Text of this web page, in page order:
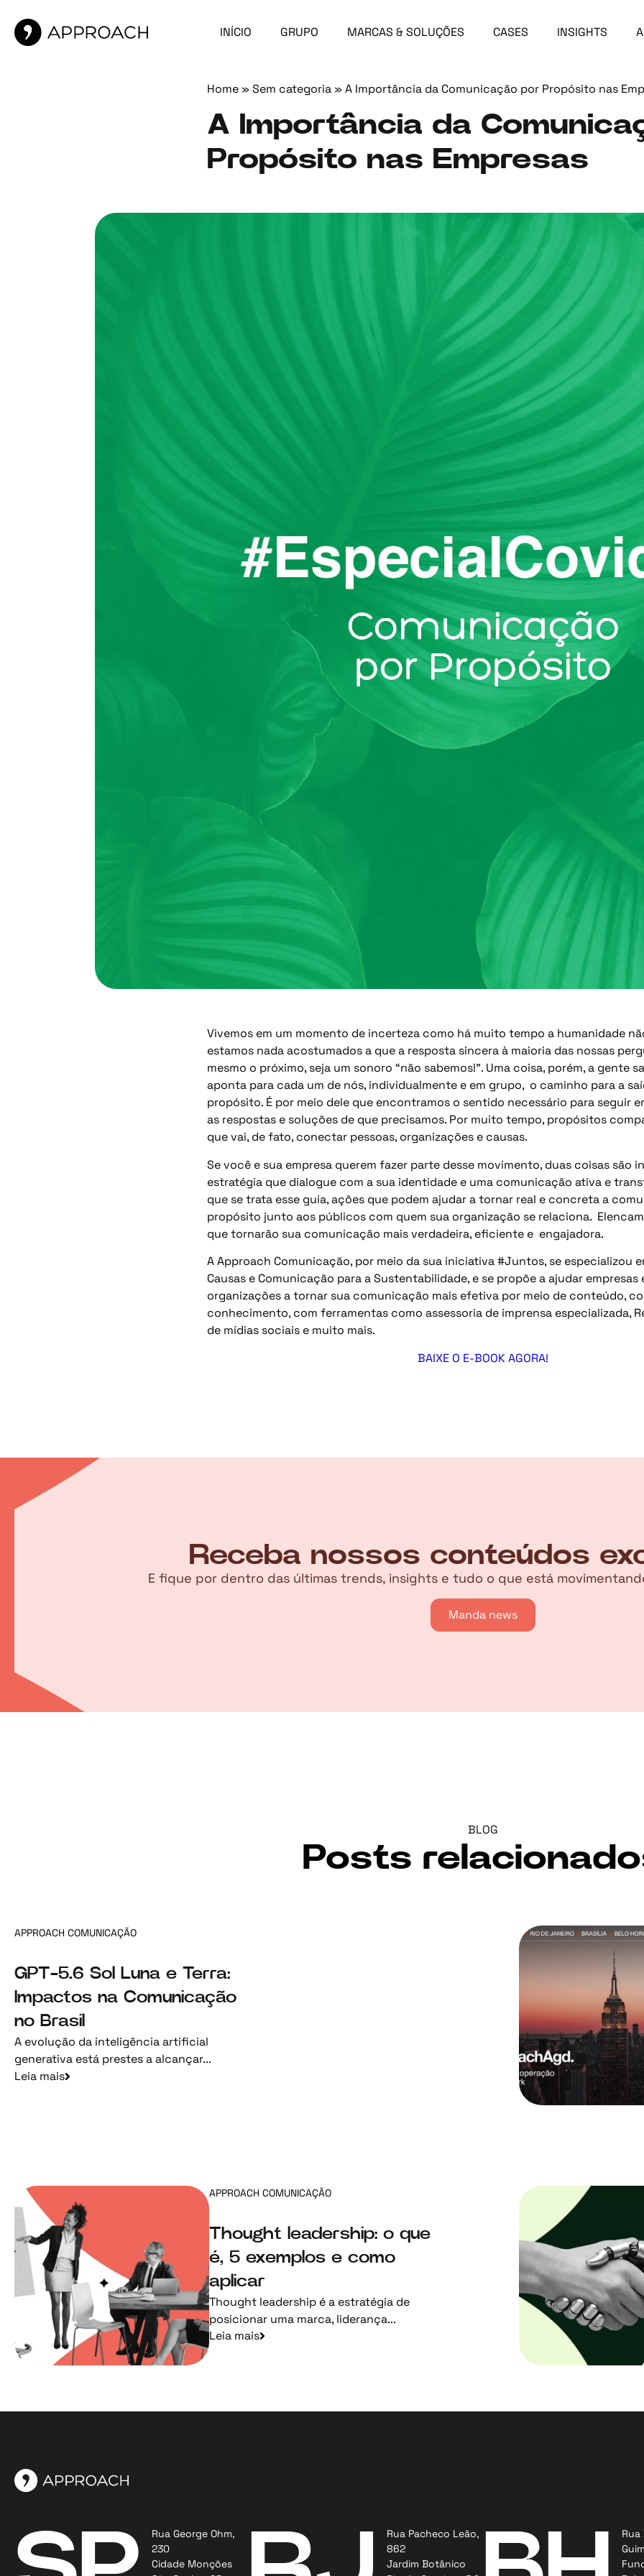
INÍCIO GRUPO MARCAS & SOLUÇÕES CASES INSIGHTS
Home » Sem categoria » A Importância da Comunicação por Propósito nas
A Importância da
Propósito nas Empresas
Vivemos em um momento de incerteza como há muito tempo a humanidade
estamos nada acostumados a que a resposta sincera à maioria das nossas
mesmo o próximo, seja um sonoro “não sabemos!”. Uma coisa, porém, a gente
aponta para cada um de nós, individualmente e em grupo, o caminho para a
propósito. É por meio dele que encontramos o sentido necessário para seguir
as respostas e soluções de que precisamos. Por muito tempo, propósitos
que vai, de fato, conectar pessoas, organizações e causas.
Se você e sua empresa querem fazer parte desse movimento, duas coisas são
estratégia que dialogue com a sua identidade e uma comunicação ativa e
que se trata esse guia, ações que podem ajudar a tornar real e concreta a
propósito junto aos públicos com quem sua organização se relaciona.
que tornarão sua comunicação mais verdadeira, eficiente e engajadora.
A Approach Comunicação, por meio da sua iniciativa #Juntos, se especializou
Causas e Comunicação para a Sustentabilidade, e se propõe a ajudar empresas
organizações a tornar sua comunicação mais efetiva por meio de conteúdo,
conhecimento, com ferramentas como assessoria de imprensa especializada,
de mídias sociais e muito mais.
BAIXE O E-BOOK AGORA!
Receba nossos conteúdos
E fique por dentro das últimas trends, insights e tudo o que está
Manda news
BLOG
Posts
APPROACH COMUNICAÇÃO
GPT-5.6 Sol Luna e Terra:
Impactos na Comunicação
no Brasil
A evolução da inteligência artificial
generativa está prestes a alcançar...
Leia mais
APPROACH COMUNICAÇÃO
Thought leadership: o que
é, 5 exemplos e como
aplicar
Thought leadership é a estratégia de
posicionar uma marca, liderança...
Leia mais
Rua George Ohm,
230
Cidade Monções
Rua Pacheco Leão,
862
Jardim Botânico